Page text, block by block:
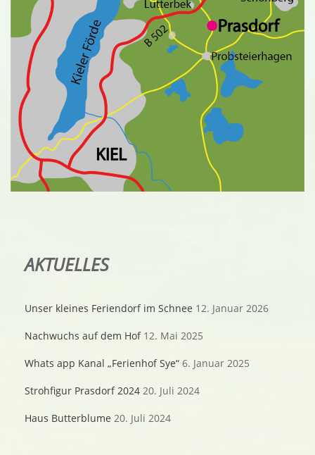
AKTUELLES
Unser kleines Feriendorf im Schnee 12. Januar 2026
Nachwuchs auf dem Hof 12. Mai 2025
Whats app Kanal „Ferienhof Sye“ 6. Januar 2025
Strohfigur Prasdorf 2024 20. Juli 2024
Haus Butterblume 20. Juli 2024